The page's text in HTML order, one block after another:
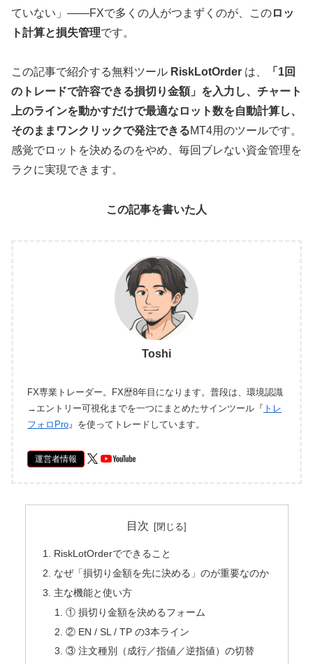
ていない」——FXで多くの人がつまずくのが、このロッ
ト計算と損失管理です。
この記事で紹介する無料ツール RiskLotOrder は、
「1回
のトレードで許容できる損切り金額」を入力し、チャート
上のラインを動かすだけで最適なロット数を自動計算し、
そのままワンクリックで発注できるMT4用のツールです。
感覚でロットを決めるのをやめ、毎回ブレない資金管理を
ラクに実現できます。
この記事を書いた人
Toshi
FX専業トレーダー。FX歴8年目になります。普段は、環境認識
→エントリー可視化までを一つにまとめたサインツール『 トレ
フォロPro 』を使ってトレードしています。
運営者情報
目次
RiskLotOrderでできること
なぜ「損切り金額を先に決める」のが重要なのか
主な機能と使い方
① 損切り金額を決めるフォーム
② EN / SL / TP の3本ライン
③ 注文種別（成行／指値／逆指値）の切替